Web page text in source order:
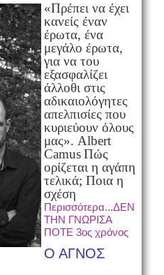
«Πρέπει να έχει
κανείς έναν
έρωτα, ένα
μεγάλο έρωτα,
για να του
εξασφαλίζει
άλλοθι στις
αδικαιολόγητες
απελπισίες που
κυριεύουν όλους
μας». Albert
CamusΠώς
ορίζεται η αγάπη
τελικά; Ποια η
σχέση
Περισσότερα...ΔΕΝ
ΤΗΝ ΓΝΩΡΙΣΑ
ΠΟΤΕ 3ος χρόνος
Ο ΑΓΝΟΣ